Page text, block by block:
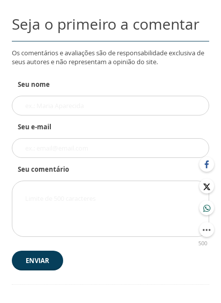
Seja o primeiro a comentar
Os comentários e avaliações são de responsabilidade exclusiva de
seus autores e não representam a opinião do site.
Seu nome
Seu e-mail
Seu comentário
500
ENVIAR